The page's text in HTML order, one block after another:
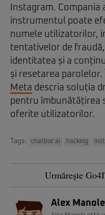
Instagram.
instrumentul poate
numele utilizatorilor,
tentativelor de
identitatea și a
și resetarea
Meta descria soluția
pentru îmbunătățirea
oferite utilizatorilor.
Tags: chatbot ai hacking
Urmărește
Alex Manole